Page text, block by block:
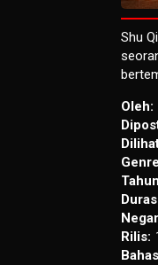
Shu
Oleh:
Rilis: